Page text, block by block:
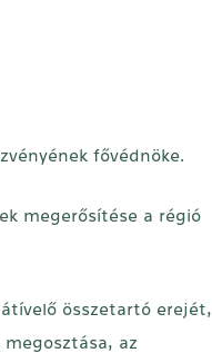
fővédnöke.
megerősítése a régió
összetartó erejét,
megosztása, az